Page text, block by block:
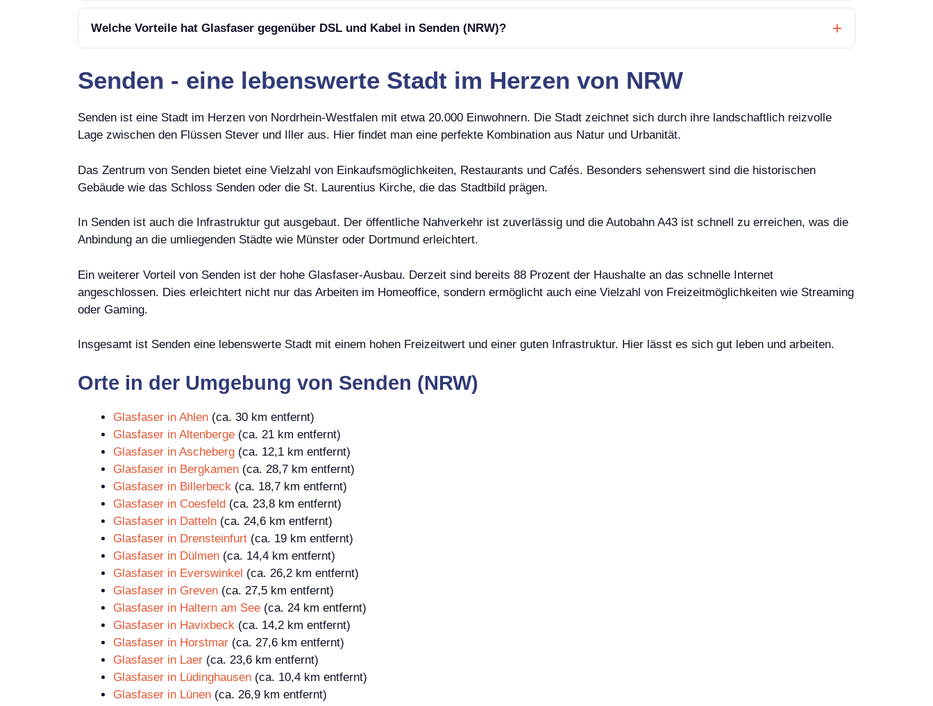
Welche Vorteile hat Glasfaser gegenüber DSL und Kabel in Senden (NRW)?
Senden - eine lebenswerte Stadt im Herzen von NRW
Senden ist eine Stadt im Herzen von Nordrhein-Westfalen mit etwa 20.000 Einwohnern. Die Stadt zeichnet sich durch ihre landschaftlich reizvolle
Lage zwischen den Flüssen Stever und Iller aus. Hier findet man eine perfekte Kombination aus Natur und Urbanität.
Das Zentrum von Senden bietet eine Vielzahl von Einkaufsmöglichkeiten, Restaurants und Cafés. Besonders sehenswert sind die historischen
Gebäude wie das Schloss Senden oder die St. Laurentius Kirche, die das Stadtbild prägen.
In Senden ist auch die Infrastruktur gut ausgebaut. Der öffentliche Nahverkehr ist zuverlässig und die Autobahn A43 ist schnell zu erreichen, was die
Anbindung an die umliegenden Städte wie Münster oder Dortmund erleichtert.
Ein weiterer Vorteil von Senden ist der hohe Glasfaser-Ausbau. Derzeit sind bereits 88 Prozent der Haushalte an das schnelle Internet
angeschlossen. Dies erleichtert nicht nur das Arbeiten im Homeoffice, sondern ermöglicht auch eine Vielzahl von Freizeitmöglichkeiten wie Streaming
oder Gaming.
Insgesamt ist Senden eine lebenswerte Stadt mit einem hohen Freizeitwert und einer guten Infrastruktur. Hier lässt es sich gut leben und arbeiten.
Orte in der Umgebung von Senden (NRW)
Glasfaser in Ahlen (ca. 30 km entfernt)
Glasfaser in Altenberge (ca. 21 km entfernt)
Glasfaser in Ascheberg (ca. 12,1 km entfernt)
Glasfaser in Bergkamen (ca. 28,7 km entfernt)
Glasfaser in Billerbeck (ca. 18,7 km entfernt)
Glasfaser in Coesfeld (ca. 23,8 km entfernt)
Glasfaser in Datteln (ca. 24,6 km entfernt)
Glasfaser in Drensteinfurt (ca. 19 km entfernt)
Glasfaser in Dülmen (ca. 14,4 km entfernt)
Glasfaser in Everswinkel (ca. 26,2 km entfernt)
Glasfaser in Greven (ca. 27,5 km entfernt)
Glasfaser in Haltern am See (ca. 24 km entfernt)
Glasfaser in Havixbeck (ca. 14,2 km entfernt)
Glasfaser in Horstmar (ca. 27,6 km entfernt)
Glasfaser in Laer (ca. 23,6 km entfernt)
Glasfaser in Lüdinghausen (ca. 10,4 km entfernt)
Glasfaser in Lünen (ca. 26,9 km entfernt)